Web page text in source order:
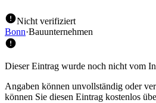
Nicht verifiziert
Bonn·Bauunternehmen
Dieser Eintrag wurde noch nicht vom
Angaben können unvollständig oder
können Sie diesen Eintrag kostenlos